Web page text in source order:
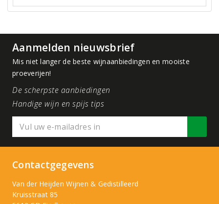
Aanmelden nieuwsbrief
Mis niet langer de beste wijnaanbiedingen en mooiste
proeverijen!
De scherpste aanbiedingen
Handige wijn en spijs tips
Contactgegevens
Van der Heijden Wijnen & Gedistilleerd
Kruisstraat 85